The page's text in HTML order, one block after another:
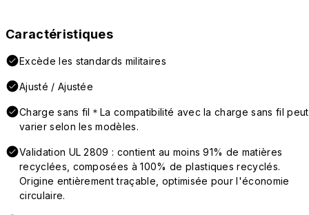
Caractéristiques
Excède les standards militaires
Ajusté / Ajustée
Charge sans fil＊La compatibilité avec la charge sans fil peut
varier selon les modèles.
Validation UL 2809 : contient au moins 91% de matières
recyclées, composées à 100% de plastiques recyclés.
Origine entièrement traçable, optimisée pour l'économie
circulaire.